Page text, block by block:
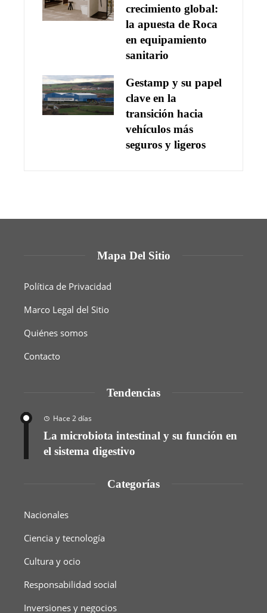
crecimiento global:
la apuesta de Roca
en equipamiento
sanitario
Gestamp y su papel
clave en la
transición hacia
vehículos más
seguros y ligeros
Mapa Del Sitio
Política de Privacidad
Marco Legal del Sitio
Quiénes somos
Contacto
Tendencias
Hace 2 días
La microbiota intestinal y su función en
el sistema digestivo
Categorías
Nacionales
Ciencia y tecnología
Cultura y ocio
Responsabilidad social
Inversiones y negocios